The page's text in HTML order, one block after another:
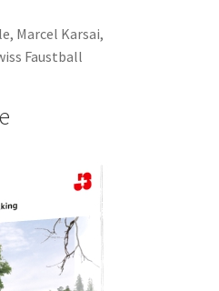
Marcel Karsai,
Faustball